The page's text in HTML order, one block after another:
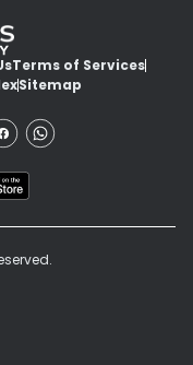
Terms of Services
Sitemap